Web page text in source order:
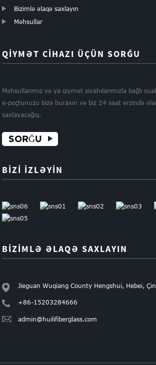
Bizimlə əlaqə saxlayın
Məhsullar
QİYMƏT CİHAZI ÜÇÜN SORĞU
Məhsullarımız və ya qiymət siyahılarımızla bağlı
e-poçtunuzu bizə buraxın və biz 24 saat ərzində
saxlayacağıq.
SORĞU
BIZI İZLƏYIN
BIZIMLƏ ƏLAQƏ SAXLAYIN
Jieguan Wuqiang County Hengshui, Hebei,
+86-15203284666
admin@huilifiberglass.com